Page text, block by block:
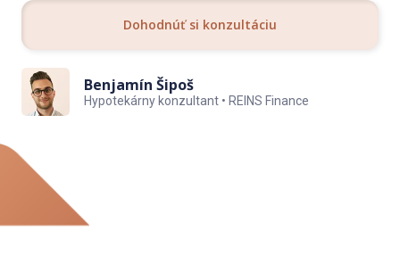
Dohodnúť si konzultáciu
Benjamín Šipoš
Hypotekárny konzultant • REINS Finance